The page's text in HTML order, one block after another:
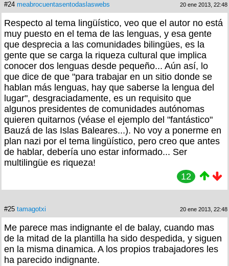
#24 meabrocuentasentodaslaswebs 20 ene 2013, 22:48
Respecto al tema lingüístico, veo que el autor no está
muy puesto en el tema de las lenguas, y esa gente
que desprecia a las comunidades bilingües, es la
gente que se carga la riqueza cultural que implica
conocer dos lenguas desde pequeño... Aún así, lo
que dice de que "para trabajar en un sitio donde se
hablan más lenguas, hay que saberse la lengua del
lugar", desgraciadamente, es un requisito que
algunos presidentes de comunidades autónomas
quieren quitarnos (véase el ejemplo del "fantástico"
Bauzá de las Islas Baleares...). No voy a ponerme en
plan nazi por el tema lingüístico, pero creo que antes
de hablar, debería uno estar informado... Ser
multilingüe es riqueza!
12
#25 tamagotxi 20 ene 2013, 22:48
Me parece mas indignante el de balay, cuando mas
de la mitad de la plantilla ha sido despedida, y siguen
en la misma dinamica. A los propios trabajadores les
ha parecido indignante.